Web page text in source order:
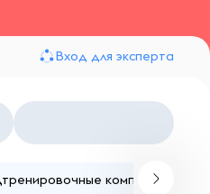
Вход для эксперта
комплексы